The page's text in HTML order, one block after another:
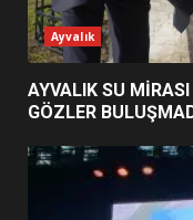
2
Ayvalık
AYVALIK SU
GÖZLER